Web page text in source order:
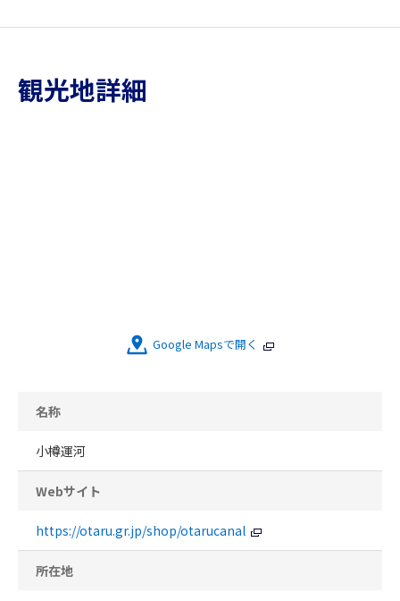
観光地詳細
Google Mapsで開く
名称
小樽運河
Webサイト
https://otaru.gr.jp/shop/otarucanal
所在地